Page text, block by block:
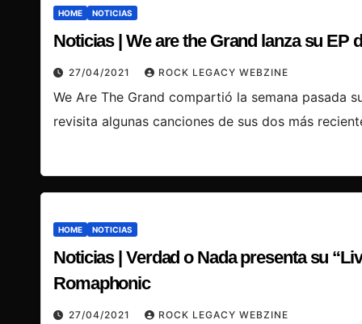
HOME NOTICIAS
Noticias | We are the Grand lanza su EP
27/04/2021 ROCK LEGACY WEBZINE
We Are The Grand compartió la semana pasada
revisita algunas canciones de sus dos más
HOME NOTICIAS
Noticias | Verdad o Nada presenta su
Romaphonic
27/04/2021 ROCK LEGACY WEBZINE